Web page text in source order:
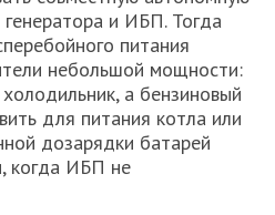
генератора и ИБП. Тогда
питания
небольшой мощности:
а бензиновый
для питания котла или
дозарядки батарей
когда ИБП не